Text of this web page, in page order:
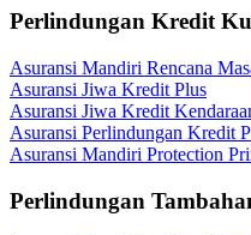
Perlindungan Kredit
Asuransi Mandiri Rencana
Asuransi Jiwa Kredit Plus
Asuransi Jiwa Kredit
Asuransi Perlindungan Kredit
Asuransi Mandiri Protection
Perlindungan